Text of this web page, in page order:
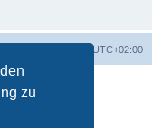
zu
UTC+02:00